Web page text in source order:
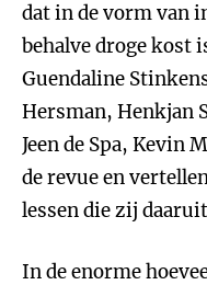
dat in de vorm van
behalve droge kost
Guendaline
Hersman, Henkjan
Jeen de Spa, Kevin
de revue en
lessen die zij
In de enorme